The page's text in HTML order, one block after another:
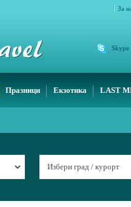
За
Skype
Празници Екзотика LAST